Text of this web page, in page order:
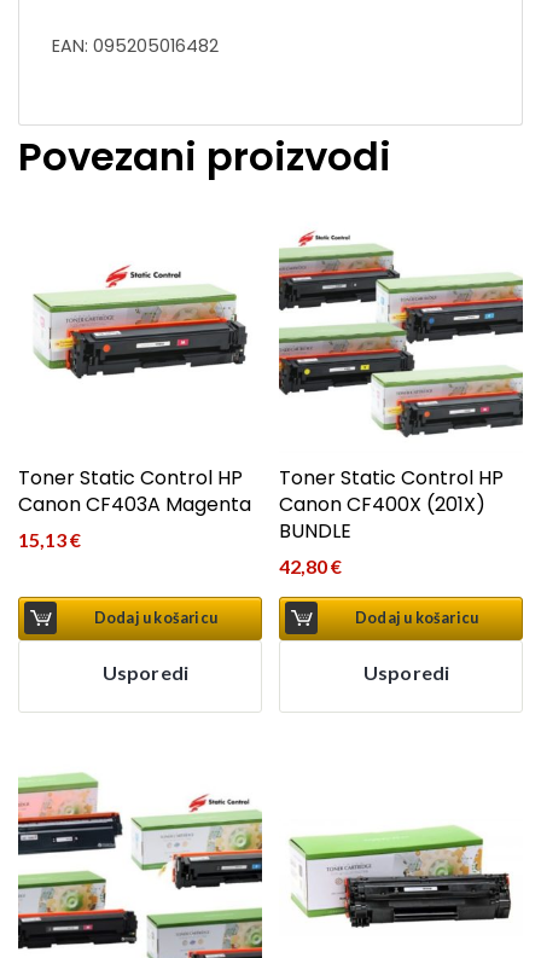
EAN: 095205016482
Povezani proizvodi
Toner Static Control HP
Canon CF403A Magenta
15,13€
Dodaj u košaricu
Usporedi
Toner Static Control HP
Canon CF400X (201X)
BUNDLE
42,80€
Dodaj u košaricu
Usporedi